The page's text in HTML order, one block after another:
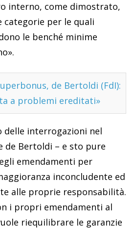
interno, come dimostrato,
categorie per le quali
le benché minime
de Bertoldi (FdI):
a problemi ereditati»
delle interrogazioni nel
de Bertoldi – e sto pure
emendamenti per
inconcludente ed
alle proprie responsabilità.
i propri emendamenti al
riequilibrare le garanzie